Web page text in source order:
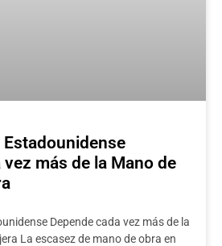
vez más de la Mano de
Depende cada vez más de la
La escasez de mano de obra en